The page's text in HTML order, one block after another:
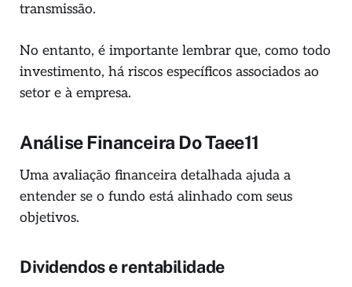
transmissão.
No entanto, é importante lembrar que, como todo
investimento, há riscos específicos associados ao
setor e à empresa.
Análise Financeira Do Taee11
Uma avaliação financeira detalhada ajuda a
entender se o fundo está alinhado com seus
objetivos.
Dividendos e rentabilidade